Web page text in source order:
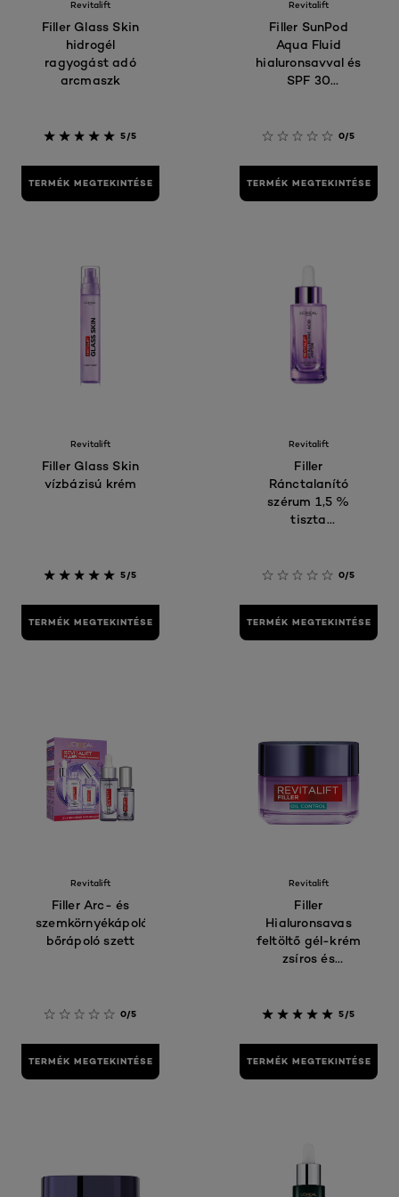
Revitalift
Filler Glass Skin
hidrogél
ragyogást adó
arcmaszk
5/5
TERMÉK MEGTEKINTÉSE
Revitalift
Filler SunPod
Aqua Fluid
hialuronsavval és
SPF 30
0/5
TERMÉK MEGTEKINTÉSE
Revitalift
Filler Glass Skin
vízbázisú krém
5/5
TERMÉK MEGTEKINTÉSE
Revitalift
Filler
Ránctalanító
szérum 1,5 %
tiszta
0/5
TERMÉK MEGTEKINTÉSE
Revitalift
Filler Arc- és
szemkörnyékápoló
bőrápoló szett
0/5
TERMÉK MEGTEKINTÉSE
Revitalift
Filler
Hialuronsavas
feltöltő gél-krém
zsíros és
5/5
TERMÉK MEGTEKINTÉSE